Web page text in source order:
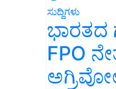
ಸುದ್ದಿಗಳು
ಭಾರತದ
FPO